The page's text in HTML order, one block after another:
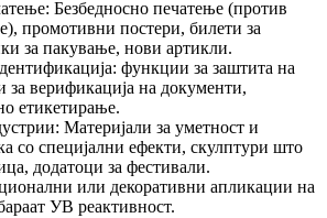
Безбедносно печатење (против
промотивни постери, билети за
за пакување, нови артикли.
функции за заштита на
за верификација на документи,
етикетирање.
Материјали за уметност и
со специјални ефекти, скулптури што
додатоци за фестивали.
или декоративни апликации на
УВ реактивност.